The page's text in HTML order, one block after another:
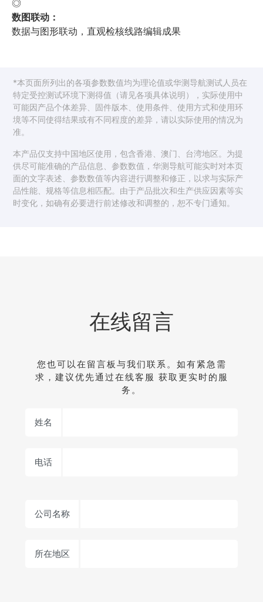
◎
数图联动：
数据与图形联动，直观检核线路编辑成果
*本页面所列出的各项参数数值均为理论值或华测导航测试人员在
特定受控测试环境下测得值（请见各项具体说明），实际使用中
可能因产品个体差异、固件版本、使用条件、使用方式和使用环
境等不同使得结果或有不同程度的差异，请以实际使用的情况为
准。
本产品仅支持中国地区使用，包含香港、澳门、台湾地区。为提
供尽可能准确的产品信息、参数数值，华测导航可能实时对本页
面的文字表述、参数数值等内容进行调整和修正，以求与实际产
品性能、规格等信息相匹配。由于产品批次和生产供应因素等实
时变化，如确有必要进行前述修改和调整的，恕不专门通知。
在线留言
您也可以在留言板与我们联系。如有紧急需
求，建议优先通过在线客服 获取更实时的服
务。
姓名
电话
公司名称
所在地区